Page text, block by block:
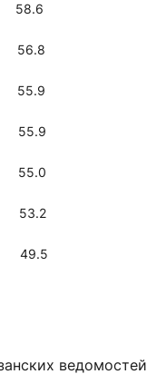
ведомостей